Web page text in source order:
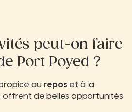
peut-on faire
Port Poyed ?
au repos et à la
offrent de belles opportunités